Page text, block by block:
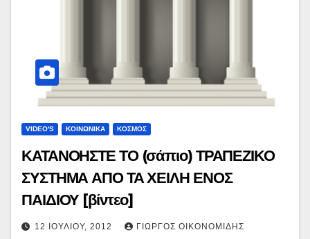
VIDEO'S ΚΟΙΝΩΝΙΚΑ ΚΟΣΜΟΣ
ΚΑΤΑΝΟΗΣΤΕ ΤΟ (σάπιο) ΤΡΑΠΕΖΙΚΟ
ΣΥΣΤΗΜΑ ΑΠΟ ΤΑ ΧΕΙΛΗ ΕΝΟΣ
ΠΑΙΔΙΟΥ [βίντεο]
12 ΙΟΥΛΊΟΥ, 2012 ΓΙΏΡΓΟΣ ΟΙΚΟΝΟΜΊΔΗΣ